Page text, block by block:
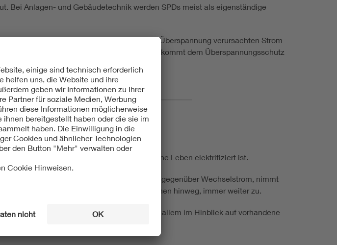
Bei Anlagen- und Gebäudetechnik werden SPDs meist als eigenständige
Grenzwerts aktiv, um den durch die Überspannung verursachten Strom
in Gebäuden und der Industrie kommt dem Überspannungsschutz
in Industrie & Privatwirtschaft
still, egal mit welcher Stromart das moderne Leben elektrifiziert ist.
Fortschritts und wesentlicher Vorteile gegenüber Wechselstrom, nimmt
über zahlreiche Branchen hinweg, immer weiter zu.
sich daraus neue Herausforderungen – vor allem im Hinblick auf vorhandene